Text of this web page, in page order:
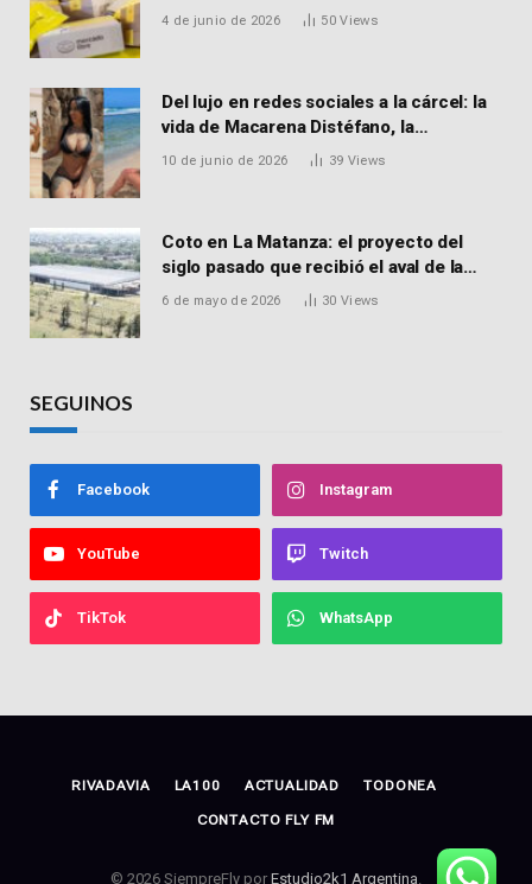
900 empleos: cómo enviar el CV
4 de junio de 2026 50Views
Del lujo en redes sociales a la cárcel: la
vida de Macarena Distéfano, la
influencer de San Martín acusada de
10 de junio de 2026 39 Views
Coto en La Matanza: el proyecto del
siglo pasado que recibió el aval de la
Justicia para reactivar una obra frenada
6 de mayo de 2026 30 Views
SEGUINOS
Facebook Instagram
YouTube Twitch
TikTok WhatsApp
RIVADAVIA LA100 ACTUALIDAD TODONEA
CONTACTO FLY FM
© 2026 SiempreFly por Estudio2k1 Argentina.